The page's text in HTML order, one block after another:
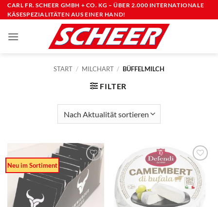
Zum
Inhalt
CARL FR. SCHEER GMBH + CO. KG – ÜBER 2.000 INTERNATIONALE
KÄSESPEZIALITÄTEN AUS EINER HAND!
START / MILCHART / BÜFFELMILCH
FILTER
Neu im Sortiment